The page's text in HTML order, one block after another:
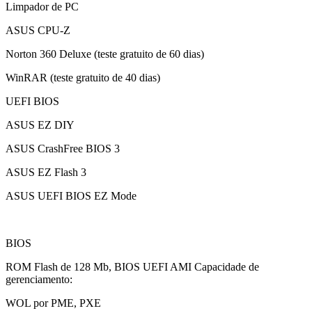
Limpador de PC
ASUS CPU-Z
Norton 360 Deluxe (teste gratuito de 60 dias)
WinRAR (teste gratuito de 40 dias)
UEFI BIOS
ASUS EZ DIY
ASUS CrashFree BIOS 3
ASUS EZ Flash 3
ASUS UEFI BIOS EZ Mode
BIOS
ROM Flash de 128 Mb, BIOS UEFI AMI Capacidade de
gerenciamento:
WOL por PME, PXE